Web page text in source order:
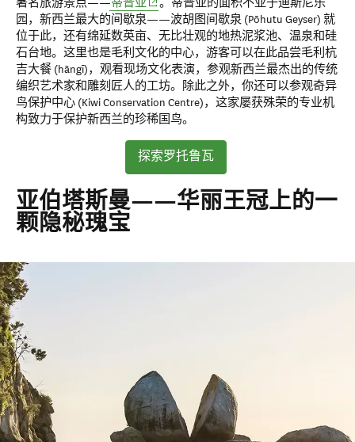
著名旅游景点——蒂普亚
。蒂普亚的面积不亚于迪斯尼乐
园，新西兰最大的间歇泉——波胡图间歇泉 (Pōhutu Geyser) 就
位于此，还有绵延数英亩、无比壮观的地热泥浆池、温泉和硅
石台地。这里也是毛利文化的中心，游客可以在此品尝毛利杭
吉大餐 (hāngī)，观看现场文化表演，参观新西兰最杰出的传统
编织艺术家和雕刻匠人的工坊。除此之外，你还可以参观奇异
鸟保护中心 (Kiwi Conservation Centre)，这家屡获殊荣的专业机
构致力于保护新西兰的珍稀国鸟。
探索罗托鲁瓦
亚伯塔斯曼——华丽王冠上的一
颗隐秘瑰宝